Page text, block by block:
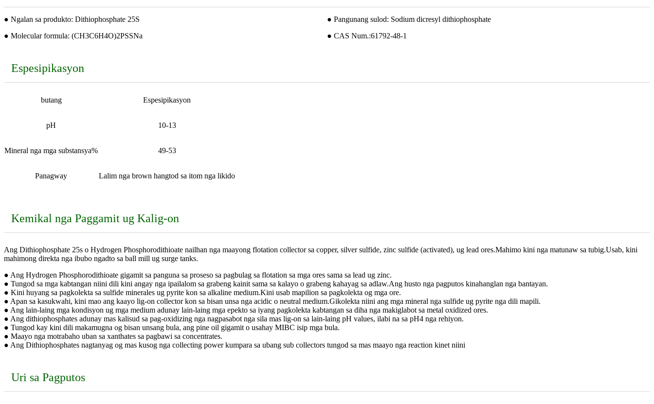
● Ngalan sa produkto: Dithiophosphate 25S
● Molecular formula: (CH3C6H4O)2PSSNa
● Pangunang sulod: Sodium dicresyl dithiophosphate
● CAS Num.:61792-48-1
Espesipikasyon
butang Espesipikasyon
pH 10-13
Mineral nga mga substansya% 49-53
Panagway Lalim nga brown hangtod sa itom nga likido
Kemikal nga Paggamit ug Kalig-on
Ang Dithiophosphate 25s o Hydrogen Phosphorodithioate nailhan nga maayong flotation collector sa copper, silver sulfide, zinc sulfide (activated), ug lead ores.Mahimo kini nga matunaw sa tubig.Usab, kini
mahimong direkta nga ibubo ngadto sa ball mill ug surge tanks.
● Ang Hydrogen Phosphorodithioate gigamit sa panguna sa proseso sa pagbulag sa flotation sa mga ores sama sa lead ug zinc.
● Tungod sa mga kabtangan niini dili kini angay nga ipailalom sa grabeng kainit sama sa kalayo o grabeng kahayag sa adlaw.Ang husto nga pagputos kinahanglan nga bantayan.
● Kini huyang sa pagkolekta sa sulfide minerales ug pyrite kon sa alkaline medium.Kini usab mapilion sa pagkolekta og mga ore.
● Apan sa kasukwahi, kini mao ang kaayo lig-on collector kon sa bisan unsa nga acidic o neutral medium.Gikolekta niini ang mga mineral nga sulfide ug pyrite nga dili mapili.
● Ang lain-laing mga kondisyon ug mga medium adunay lain-laing mga epekto sa iyang pagkolekta kabtangan sa diha nga makiglabot sa metal oxidized ores.
● Ang dithiophosphates adunay mas kalisud sa pag-oxidizing nga nagpasabot nga sila mas lig-on sa lain-laing pH values, ilabi na sa pH4 nga rehiyon.
● Tungod kay kini dili makamugna og bisan unsang bula, ang pine oil gigamit o usahay MIBC isip mga bula.
● Maayo nga motrabaho uban sa xanthates sa pagbawi sa concentrates.
● Ang Dithiophosphates nagtanyag og mas kusog nga collecting power kumpara sa ubang sub collectors tungod sa mas maayo nga reaction kinet niini
Uri sa Pagputos